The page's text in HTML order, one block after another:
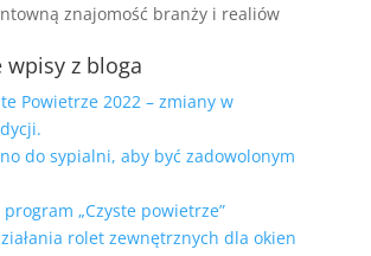
znajomość branży i realiów
wpisy z bloga
Powietrze 2022 – zmiany w
do sypialni, aby być zadowolonym
„Czyste powietrze”
rolet zewnętrznych dla okien